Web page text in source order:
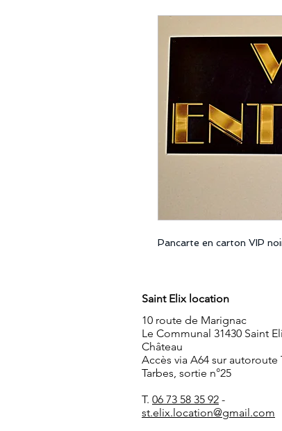
Pancarte en carton VIP
Saint Elix location
10 route de Marignac
Le Communal 31430 Saint
Château
Accès via A64 sur autoroute
Tarbes, sortie n°25
T. 06 73 58 35 92 -
st.elix.location@gmail.com